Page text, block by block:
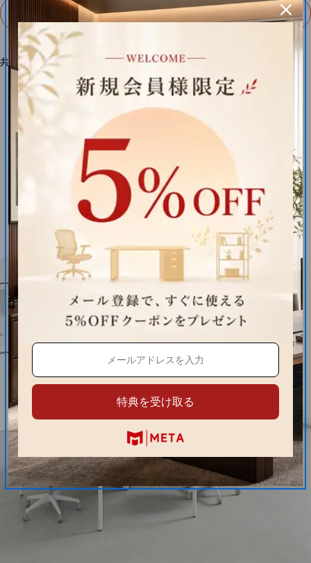
もっと見る
共有：
カスタマーレビュー
最初のレビューを書きましょう
レビューを書く
アイテムが見つかりません
特典を受け取る